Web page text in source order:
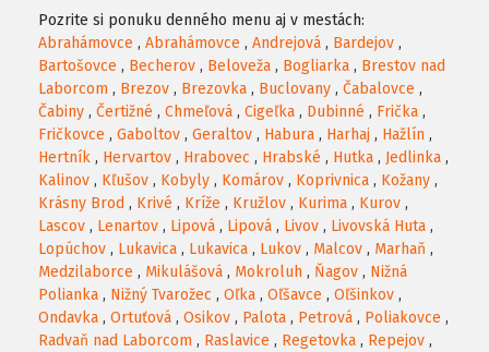
Pozrite si ponuku denného menu aj v mestách:
Abrahámovce , Abrahámovce , Andrejová , Bardejov ,
Bartošovce , Becherov , Beloveža , Bogliarka , Brestov nad
Laborcom , Brezov , Brezovka , Buclovany , Čabalovce ,
Čabiny , Čertižné , Chmeľová , Cigeľka , Dubinné , Frička ,
Fričkovce , Gaboltov , Geraltov , Habura , Harhaj , Hažlín ,
Hertník , Hervartov , Hrabovec , Hrabské , Hutka , Jedlinka ,
Kalinov , Kľušov , Kobyly , Komárov , Koprivnica , Kožany ,
Krásny Brod , Krivé , Kríže , Kružlov , Kurima , Kurov ,
Lascov , Lenartov , Lipová , Lipová , Livov , Livovská Huta ,
Lopúchov , Lukavica , Lukavica , Lukov , Malcov , Marhaň ,
Medzilaborce , Mikulášová , Mokroluh , Ňagov , Nižná
Polianka , Nižný Tvarožec , Oľka , Oľšavce , Oľšinkov ,
Ondavka , Ortuťová , Osikov , Palota , Petrová , Poliakovce ,
Radvaň nad Laborcom , Raslavice , Regetovka , Repejov ,